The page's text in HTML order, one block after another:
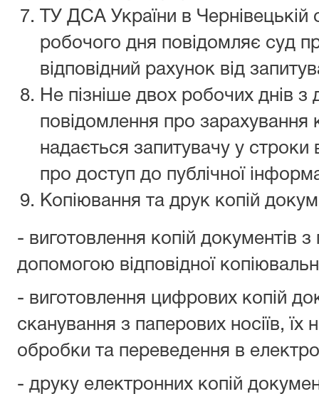
ТУ ДСА України в Чернівецькій
робочого дня повідомляє суд
відповідний рахунок від
Не пізніше двох робочих днів з
повідомлення про зарахування
надається запитувачу у строки
про доступ до публічної
Копіювання та друк копій
- виготовлення копій документів з
допомогою відповідної
- виготовлення цифрових копій
сканування з паперових носіїв, їх
обробки та переведення в
- друку електронних копій